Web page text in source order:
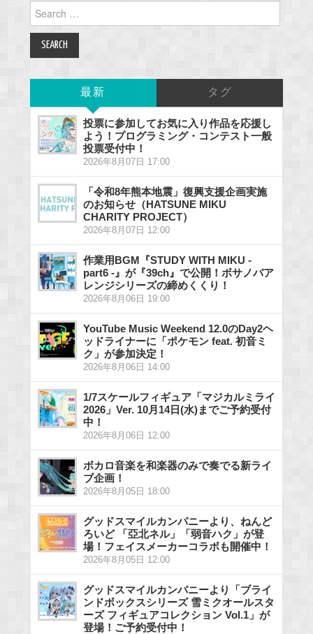
for:
最新 タグ
投票に参加してお気に入り作品を応援し
よう！プログラミング・コンテスト一般
投票受付中！
2026年8月07日 17:00
「令和8年熊本地震」復興支援企画実施
のお知らせ（HATSUNE MIKU
CHARITY PROJECT）
2026年8月07日 12:00
作業用BGM『STUDY WITH MIKU -
part6 -』が『39ch』で公開！ボサノバア
レンジシリーズの締めくくり！
2026年8月06日 19:00
YouTube Music Weekend 12.0のDay2ヘ
ッドライナーに「ポケモン feat. 初音ミ
ク」が参加決定！
2026年8月06日 14:00
1/7スケールフィギュア「マジカルミライ
2026」Ver. 10月14日(水)までご予約受付
中！
2026年8月06日 12:00
ボカロ音楽を和楽器のみで奏でる新ライ
ブ企画！
2026年8月05日 18:00
グッドスマイルカンパニーより、ねんど
ろいど 「亞北ネル」「弱音ハク」が登
場！フェイスメーカーコラボも開催中！
2026年8月05日 12:00
グッドスマイルカンパニーより「ブライ
ンドボックスシリーズ 雪ミクオールスタ
ーズ フィギュアコレクション Vol.1」が
登場！ご予約受付中！